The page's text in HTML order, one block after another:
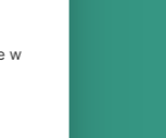
15:00
w